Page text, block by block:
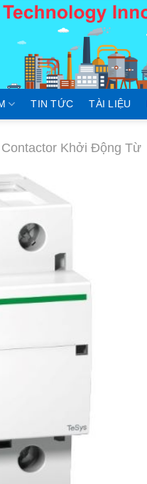
TIN TỨC TÀI LIỆU
Contactor Khởi Động Từ